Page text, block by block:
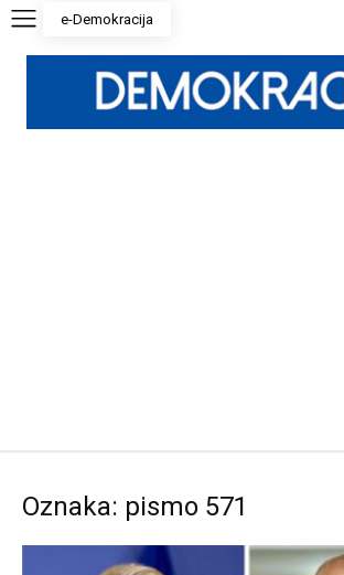
e-Demokracija
Oznaka: pismo 571